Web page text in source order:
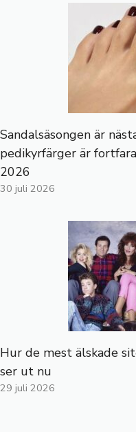
Sandalsäsongen är
pedikyrfärger är
2026
30 juli 2026
Hur de mest älskade
ser ut nu
29 juli 2026